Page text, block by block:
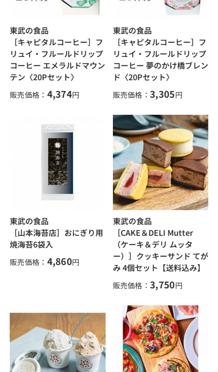
東武の食品
［キャピタルコーヒー］フ
リュイ・フルールドリップ
コーヒー エメラルドマウン
テン〈20Pセット〉
販売価格： 4,374円
東武の食品
［キャピタルコーヒー］フ
リュイ・フルールドリップ
コーヒー 夢のかけ橋ブレン
ド〈20Pセット〉
販売価格： 3,305円
東武の食品
［山本海苔店］おにぎり用
焼海苔6袋入
販売価格： 4,860円
東武の食品
［CAKE＆DELI Mutter
（ケーキ＆デリ ムッタ
ー）］クッキーサンド てが
み 4個セット【送料込み】
販売価格： 3,750円